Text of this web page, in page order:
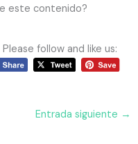
este contenido?
Please follow and like us:
Entrada siguiente →